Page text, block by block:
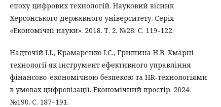
епоху цифрових технологій. Науковий вісник
Херсонського державного університету. Серія
«Економічні науки». 2018. Т. 2. №28. С. 119-122.
Надточій І.І., Крамаренко І.С., Гришина Н.В. Хмарні
технології як інструмент ефективного управління
фінансово-економічною безпекою та HR-технологіями
в умовах цифровізації. Економічний простір. 2024.
№190. С. 187–191.